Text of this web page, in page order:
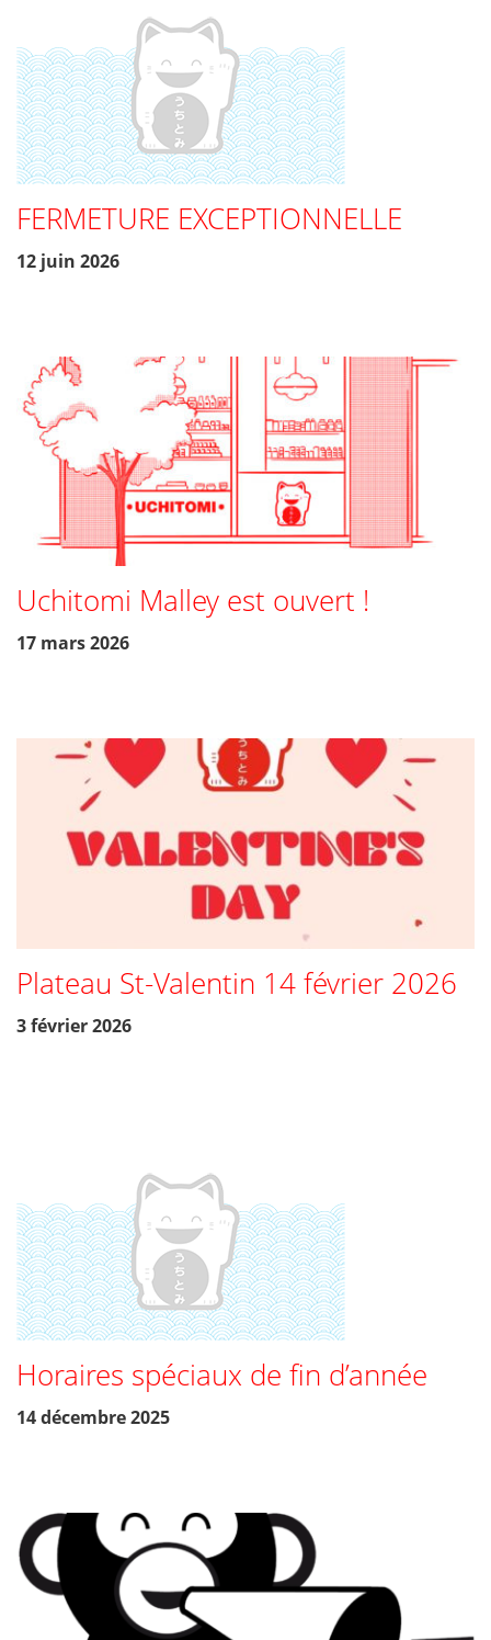
FERMETURE EXCEPTIONNELLE
12 juin 2026
Uchitomi Malley est ouvert !
17 mars 2026
Plateau St-Valentin 14 février 2026
3 février 2026
Horaires spéciaux de fin d’année
14 décembre 2025